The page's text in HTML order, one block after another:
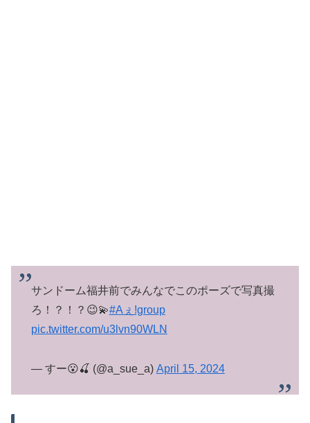
サンドーム福井前でみんなでこのポーズで写真撮
ろ！？！？😉💫#Aぇǃgroup
pic.twitter.com/u3lvn90WLN
— すー😮🍒 (@a_sue_a) April 15, 2024